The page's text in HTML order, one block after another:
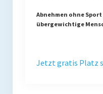
Abnehmen ohne Sport
übergewichtige
Jetzt gratis Platz